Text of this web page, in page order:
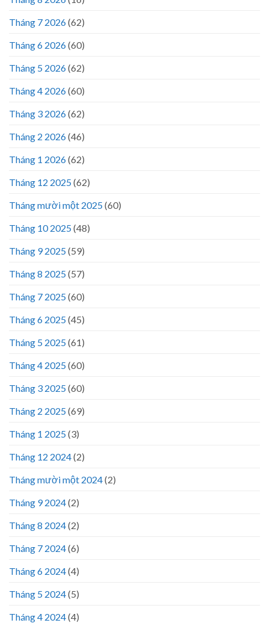
Tháng 7 2026(62)
Tháng 6 2026(60)
Tháng 5 2026(62)
Tháng 4 2026(60)
Tháng 3 2026(62)
Tháng 2 2026(46)
Tháng 1 2026(62)
Tháng 12 2025(62)
Tháng mười một 2025(60)
Tháng 10 2025(48)
Tháng 9 2025(59)
Tháng 8 2025(57)
Tháng 7 2025(60)
Tháng 6 2025(45)
Tháng 5 2025(61)
Tháng 4 2025(60)
Tháng 3 2025(60)
Tháng 2 2025(69)
Tháng 1 2025(3)
Tháng 12 2024(2)
Tháng mười một 2024(2)
Tháng 9 2024(2)
Tháng 8 2024(2)
Tháng 7 2024(6)
Tháng 6 2024(4)
Tháng 5 2024(5)
Tháng 4 2024(4)